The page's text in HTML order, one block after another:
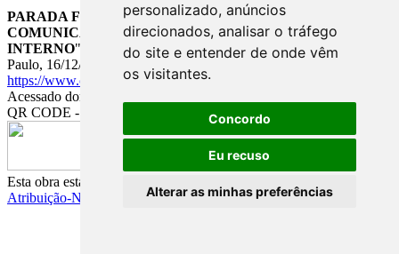
personalizado, anúncios
direcionados, analisar o tráfego
do site e entender de onde vêm
os visitantes.
Concordo
Eu recuso
Alterar as minhas preferências
PARADA FILHO , Américo Garcia. " NBC-TA-265 -
COMUNICAÇÃO DE DEFICIÊNCIAS DE CONTROLE
INTERNO". COSIF Eletrônico - Portal de Contabilidade. São
Paulo, 16/12/2009. CONTABILIDADE. Disponível em
https://www.cosif.com.br/publica.asp?arquivo=nbcta265ind
Acessado domingo, 9 de agosto de 2026.
QR CODE - MOBILE LINK
Esta obra está licenciada pelas regras da
Atribuição-NãoComercial-CompartilhaIgual 4.0 Internacional.